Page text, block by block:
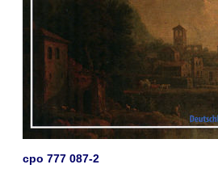
cpo 777 087-2